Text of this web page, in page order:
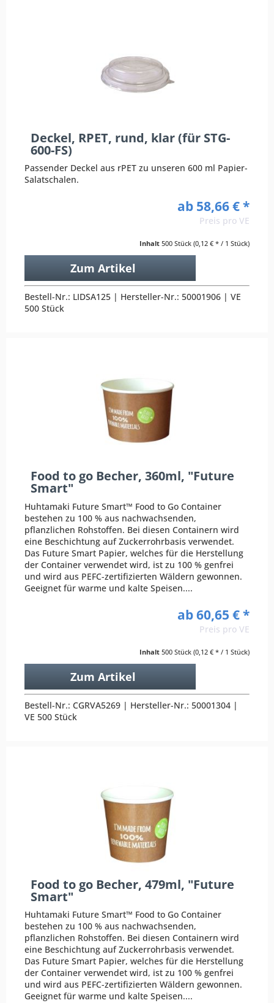
Deckel, RPET, rund, klar (für STG-
600-FS)
Passender Deckel aus rPET zu unseren 600 ml Papier-
Salatschalen.
ab 58,66 € *
Preis pro VE
Inhalt 500 Stück (0,12 € * / 1 Stück)
Zum Artikel
Bestell-Nr.: LIDSA125 | Hersteller-Nr.: 50001906 | VE
500 Stück
Food to go Becher, 360ml, "Future
Smart"
Huhtamaki Future Smart™ Food to Go Container
bestehen zu 100 % aus nachwachsenden,
pflanzlichen Rohstoffen. Bei diesen Containern wird
eine Beschichtung auf Zuckerrohrbasis verwendet.
Das Future Smart Papier, welches für die Herstellung
der Container verwendet wird, ist zu 100 % genfrei
und wird aus PEFC-zertifizierten Wäldern gewonnen.
Geeignet für warme und kalte Speisen....
ab 60,65 € *
Preis pro VE
Inhalt 500 Stück (0,12 € * / 1 Stück)
Zum Artikel
Bestell-Nr.: CGRVA5269 | Hersteller-Nr.: 50001304 |
VE 500 Stück
Food to go Becher, 479ml, "Future
Smart"
Huhtamaki Future Smart™ Food to Go Container
bestehen zu 100 % aus nachwachsenden,
pflanzlichen Rohstoffen. Bei diesen Containern wird
eine Beschichtung auf Zuckerrohrbasis verwendet.
Das Future Smart Papier, welches für die Herstellung
der Container verwendet wird, ist zu 100 % genfrei
und wird aus PEFC-zertifizierten Wäldern gewonnen.
Geeignet für warme und kalte Speisen....